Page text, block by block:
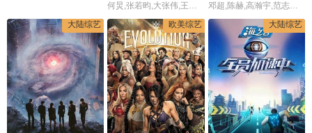
何炅,张若昀,大张伟,王鸥,杨蓉,魏晨,吴昕,魏大勋,孙怡,魏哲鸣
邓超,陈赫,高瀚宇,范志毅,王勉,敖瑞鹏,任重,陈小春,张智霖,李乃文,江奇霖
大陆综艺
欧美综艺 大陆综艺